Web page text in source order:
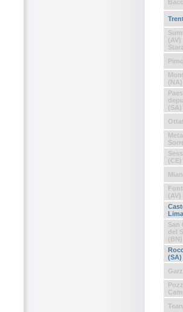
(AV)
(NA)
(SA)
(CE)
(AV)
San
del
(BN)
(SA)